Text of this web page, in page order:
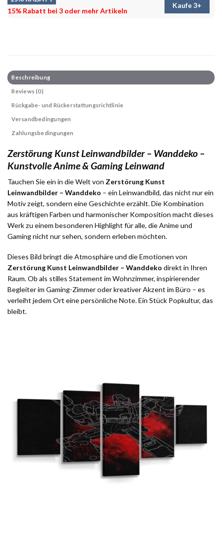
15% Rabatt bei 3 oder mehr Artikeln
Kaufe 3+
Beschreibung
Reviews (0)
Rückgabe- und Rückerstattungsrichtlinie
Versandbedingungen
Zahlungsbedingungen
Zerstörung Kunst Leinwandbilder – Wanddeko –
Kunstvolle Anime & Gaming Leinwand
Tauchen Sie ein in die Welt von Zerstörung Kunst
Leinwandbilder – Wanddeko – ein Leinwandbild, das nicht nur ein
Motiv zeigt, sondern eine Geschichte erzählt. Die Kombination
aus kräftigen Farben und harmonischer Komposition macht dieses
Werk zu einem besonderen Highlight für alle, die Anime und
Gaming nicht nur sehen, sondern erleben möchten.
Dieses Bild bringt die Atmosphäre und die Emotionen von
Zerstörung Kunst Leinwandbilder – Wanddeko direkt in Ihren
Raum. Ob als stilles Statement im Wohnzimmer, inspirierender
Begleiter im Gaming-Zimmer oder kreativer Akzent im Büro – es
verleiht jedem Ort eine persönliche Note. Ein Stück Popkultur, das
bleibt.